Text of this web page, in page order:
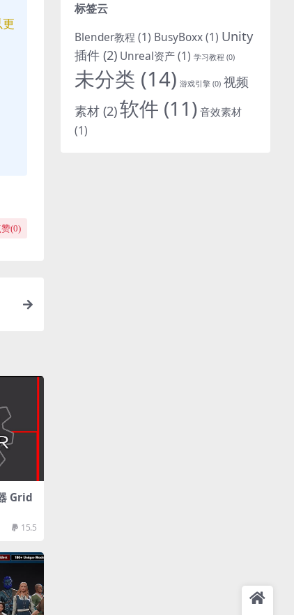
赞(0)
Grid
15.5
标签云
Blender教程 (1) BusyBoxx(1) Unity
插件 (2) Unreal资产(1) 学习教程 (0)
未分类 (14) 游戏引擎 (0) 视频
素材 (2)软件 (11)音效素材
(1)